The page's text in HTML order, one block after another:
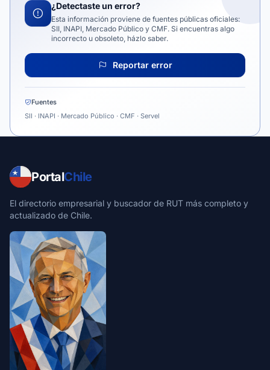
¿Detectaste un error?
Esta información proviene de fuentes públicas oficiales:
SII, INAPI, Mercado Público y CMF. Si encuentras algo
incorrecto u obsoleto, házlo saber.
Reportar error
Fuentes
SII · INAPI · Mercado Público · CMF · Servel
PortalChile
El directorio empresarial y buscador de RUT más completo y
actualizado de Chile.